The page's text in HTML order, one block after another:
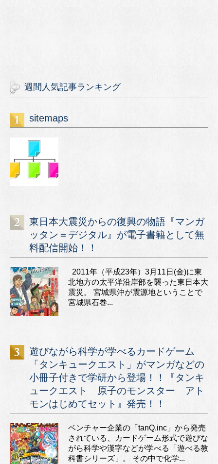
週間人気記事ランキング
sitemaps
東日本大震災からの復興の物語『マンガ
ッタン＝デジタル』が電子書籍として無
料配信開始！！
2011年（平成23年）3月11日(金)に東
北地方の太平洋沿岸部を襲った東日本大
震災。 宮城県沖が震源地ということで
宮城県石巻...
遊びながら科学が学べるカードゲーム
「タンキュークエスト」がマンガなどの
小冊子付きで学研から登場！！『タンキ
ュークエスト 原子のモンスター アト
モンはじめてセット』発売！！
ベンチャー企業の「tanQ.inc」から発売
されている、カードゲーム形式で遊びな
がら科学や漢字などが学べる「遊べる教
科書シリーズ」。 その中で化学...